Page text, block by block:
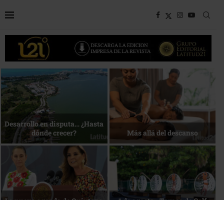
Bottega, un viaje servido a la
mesa
Energía que Impulsa la
competitividad